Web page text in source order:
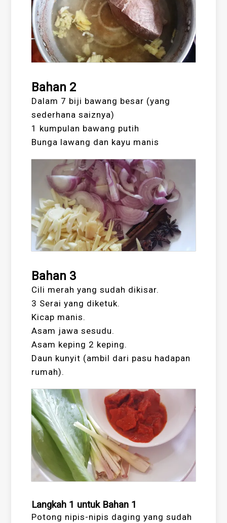
Bahan 2
Dalam 7 biji bawang besar (yang
sederhana saiznya)
1 kumpulan bawang putih
Bunga lawang dan kayu manis
Bahan 3
Cili merah yang sudah dikisar.
3 Serai yang diketuk.
Kicap manis.
Asam jawa sesudu.
Asam keping 2 keping.
Daun kunyit (ambil dari pasu hadapan
rumah).
Langkah 1 untuk Bahan 1
Potong nipis-nipis daging yang sudah